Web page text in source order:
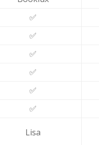
✅
✅
✅
✅
✅
✅
Lisa